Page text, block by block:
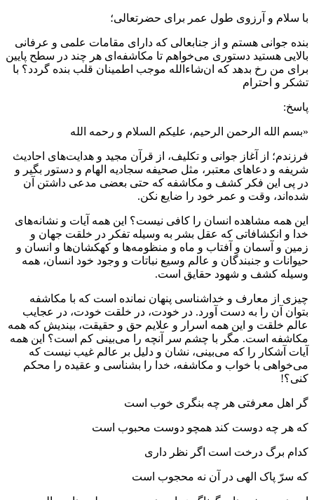
با سلام و آرزوی طول عمر برای حضرتعالی؛
بنده جوانی هستم و از جنابعالی که دارای مقامات علمی و عرفانی
بالایی هستید دستوری می‌خواهم تا مکاشفه‌ای هر چند در سطح پایین
برای من رخ بدهد که ان‌شاءالله موجب اطمینان قلب بنده گردد؟ با
تشکر و احترام
پاسخ:
«بسم الله الرحمن الرحیم، علیکم السلام و رحمه الله
فرزندم؛ از آغاز جوانی و تکلیف، از قرآن مجید و هدایت‌های احادیث
شریفه و دعاهای معتبر، مثل صحیفه سجادیه الهام و دستور بگیر و
در پی این فکر کشف و مکاشفه که حتی بعضی مدعی‌ داشتن آن
شده‌اند، وقت و عمر خود را ضایع نکن.
این همه مشاهده انسان را کافی نیست؟ این همه آیات و نشانه‌های
خدا و انکشافاتی که عقل بشر به وسیله تفکر در خلقت جهان و
زمین و آسمان و آفتاب و ماه و منظومه‌ها و کهکشان‌ها و انسان و
حیوانات و جنبندگان و عالم وسیع نباتات و وجود خود انسان، همه
وسیله کشف و شهود حقایق است.
چیزی از معارف و خداشناسی پنهان نمانده است که با مکاشفه
بتوان آن را به دست آورد. در خودت، در خلقت خودت، در عجایب
عالم خلقت و این‌ همه اسرار و علایم حق و حقیقت، بیندیش که همه
مکاشفه است. مگر با چشم سر آنچه را می‌بینی کم است؟ این همه
آیات آشکار را که می‌بینی، نشان و دلیل بر عالم غیب نیست که
می‌خواهی با خواب و مکاشفه، خدا را بشناسی و عقیده را محکم
کنی؟!
گر اهل معرفتی هر چه بنگری خوب است
که هر چه دوست کند همچو دوست محبوب است
کدام برگ درخت است اگر نظر داری
که سرّ پاک الهی در آن نه محجوب است